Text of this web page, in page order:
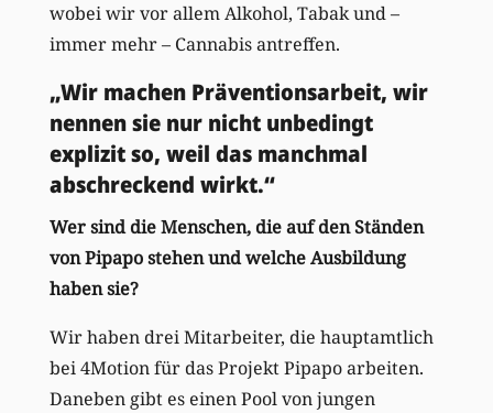
wobei wir vor allem Alkohol, Tabak und –
immer mehr – Cannabis antreffen.
„Wir machen Präventionsarbeit, wir
nennen sie nur nicht unbedingt
explizit so, weil das manchmal
abschreckend wirkt.“
Wer sind die Menschen, die auf den Ständen
von Pipapo stehen und welche Ausbildung
haben sie?
Wir haben drei Mitarbeiter, die hauptamtlich
bei 4Motion für das Projekt Pipapo arbeiten.
Daneben gibt es einen Pool von jungen